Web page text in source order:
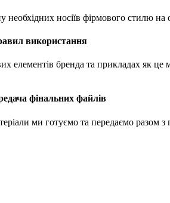
необхідних носіїв фірмового стилю на
використання
елементів бренда та прикладах як це
фінальних файлів
ми готуємо та передаємо